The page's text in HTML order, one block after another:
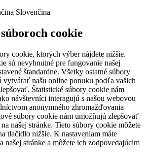
Slovenčina
cookie
cookie, ktorých výber nájdete nižšie.
sú nevyhnutné pre fungovanie našej
štandardne. Všetky ostatné súbory
vytvárať našu online ponuku podľa vašich
Štatistické súbory cookie nám
návštevníci interagujú s našou webovou
anonymného zhromažďovania
súbory cookie nám umožňujú zlepšovať
našej stránke. Tieto súbory cookie môžete
tlačidlo nižšie. K nastaveniam máte
stránke a môžete ich zodpovedajúcim